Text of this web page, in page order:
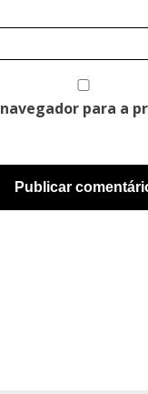
para a